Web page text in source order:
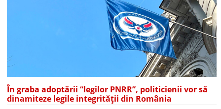
În graba adoptării “legilor PNRR”, politicienii vor să
dinamiteze legile integrității din România